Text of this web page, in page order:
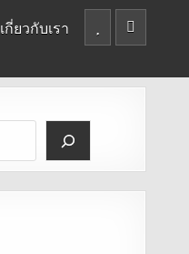
เกี่ยวกับเรา